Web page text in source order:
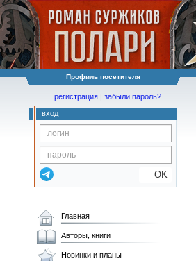
Профиль посетителя
регистрация | забыли пароль?
вход
OK
Главная
Авторы, книги
Новинки и планы